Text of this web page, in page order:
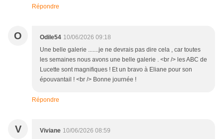
Répondre
O Odile54 10/06/2026 09:18
Une belle galerie .......je ne devrais pas dire cela , car toutes
les semaines nous avons une belle galerie . <br /> les ABC de
Lucette sont magnifiques ! Et un bravo à Eliane pour son
épouvantail ! <br /> Bonne journée !
Répondre
V Viviane 10/06/2026 08:59